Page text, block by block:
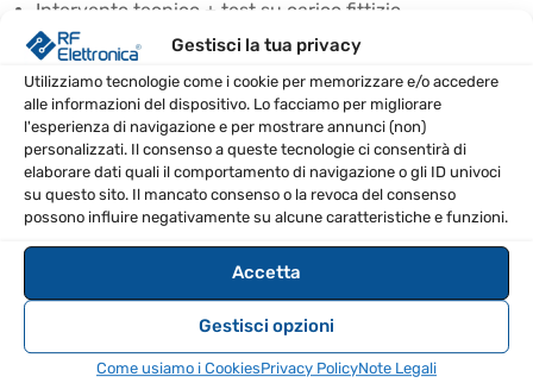
Gestisci la tua privacy
Utilizziamo tecnologie come i cookie per memorizzare e/o accedere
alle informazioni del dispositivo. Lo facciamo per migliorare
l'esperienza di navigazione e per mostrare annunci (non)
personalizzati. Il consenso a queste tecnologie ci consentirà di
elaborare dati quali il comportamento di navigazione o gli ID univoci
su questo sito. Il mancato consenso o la revoca del consenso
possono influire negativamente su alcune caratteristiche e funzioni.
Accetta
Gestisci opzioni
Come usiamo i CookiesPrivacy PolicyNote Legali
Intervento tecnico + test su carico fittizio
Report misure essenziali incluso
SPECIFICHE TECNICHE
SKU RF-EXP-TX-UNI
FAQ – DOMANDE FREQUENTI
Che apparecchiature sono compatibili?
Cosa include il servizio di espansione?
Posso usare l'espansione al di fuori delle normative?
L'espansione influisce sulla garanzia?